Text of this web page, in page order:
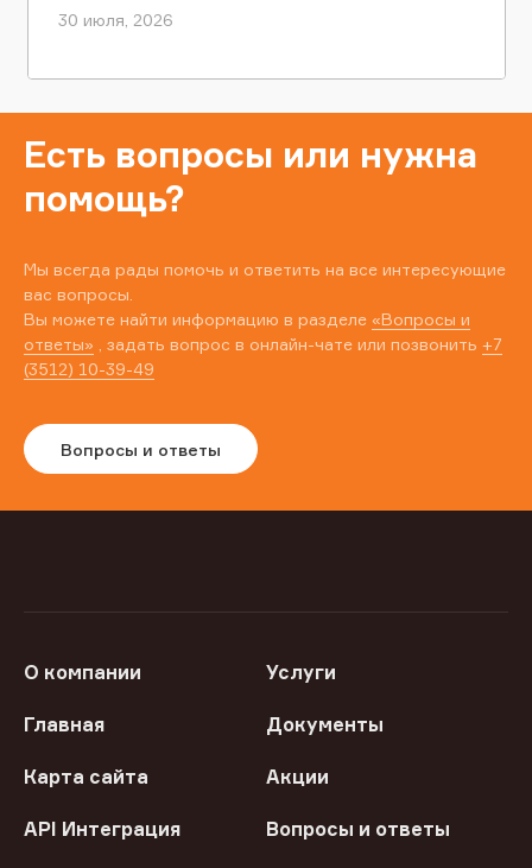
30 июля, 2026
Есть вопросы или нужна
помощь?
Мы всегда рады помочь и ответить на все интересующие
вас вопросы.
Вы можете найти информацию в разделе «Вопросы и
ответы» , задать вопрос в онлайн-чате или позвонить +7
(3512) 10-39-49
Вопросы и ответы
О компании Услуги
Главная Документы
Карта сайта Акции
API Интеграция Вопросы и ответы